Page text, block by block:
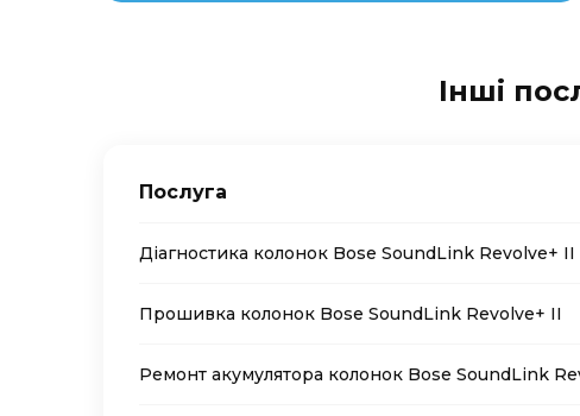
Інші
Послуга
Діагностика колонок Bose SoundLink Revolve+ II
Прошивка колонок Bose SoundLink Revolve+ II
Ремонт акумулятора колонок Bose SoundLink